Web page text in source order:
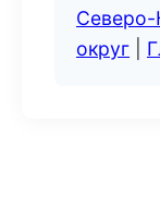
Северо-
округ